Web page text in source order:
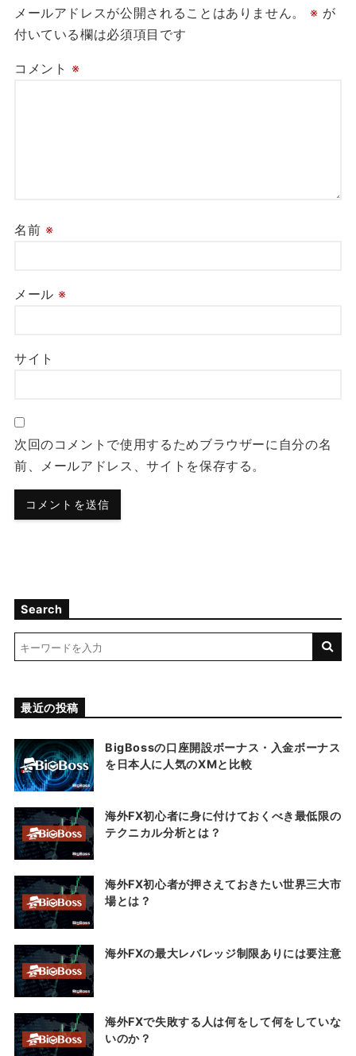
メールアドレスが公開されることはありません。 ※ が
付いている欄は必須項目です
コメント ※
名前 ※
メール ※
サイト
次回のコメントで使用するためブラウザーに自分の名
前、メールアドレス、サイトを保存する。
Search
最近の投稿
BigBossの口座開設ボーナス・入金ボーナス
を日本人に人気のXMと比較
海外FX初心者に身に付けておくべき最低限の
テクニカル分析とは？
海外FX初心者が押さえておきたい世界三大市
場とは？
海外FXの最大レバレッジ制限ありには要注意
海外FXで失敗する人は何をして何をしていな
いのか？